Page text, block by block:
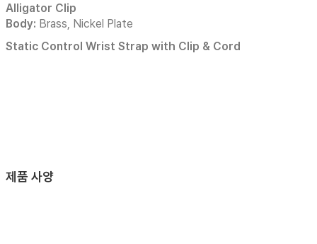
Alligator Clip
Body: Brass, Nickel Plate
Static Control Wrist Strap with Clip & Cord
제품 사양